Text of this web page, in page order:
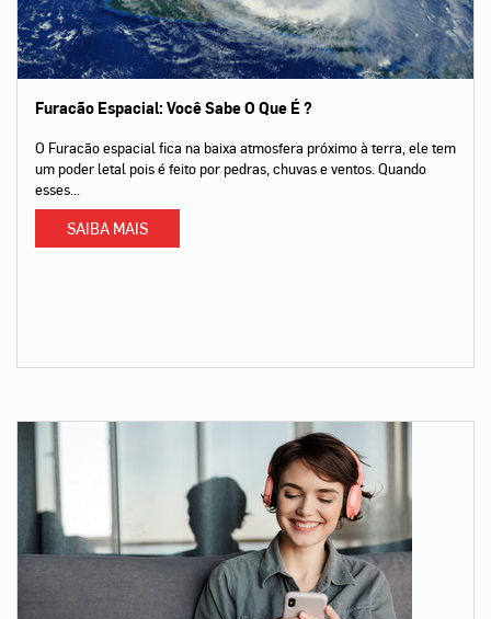
Furacão Espacial: Você Sabe O Que É ?
O Furacão espacial fica na baixa atmosfera próximo à terra, ele tem
um poder letal pois é feito por pedras, chuvas e ventos. Quando
esses...
SAIBA MAIS